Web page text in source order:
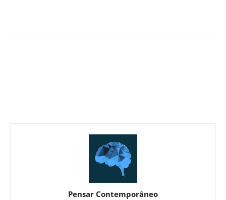
Pensar Contemporâneo